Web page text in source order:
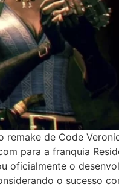
de Code
para a franquia
oficialmente o
o sucesso